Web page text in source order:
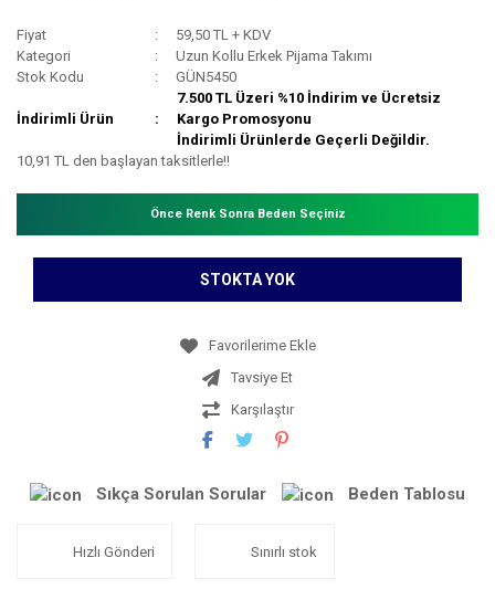
Fiyat
59,50 TL + KDV
Kategori
Uzun Kollu Erkek Pijama Takımı
Stok Kodu
GÜN5450
İndirimli Ürün
7.500 TL Üzeri %10 İndirim ve Ücretsiz
Kargo Promosyonu
İndirimli Ürünlerde Geçerli Değildir.
10,91 TL den başlayan taksitlerle!!
Önce Renk Sonra Beden Seçiniz
STOKTA YOK
Tavsiye Et
Karşılaştır
Sıkça Sorulan Sorular Beden Tablosu
Hızlı Gönderi Sınırlı stok